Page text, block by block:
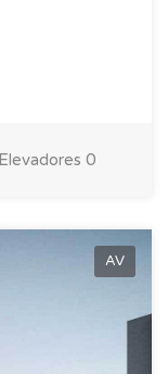
Elevadores 0
AV